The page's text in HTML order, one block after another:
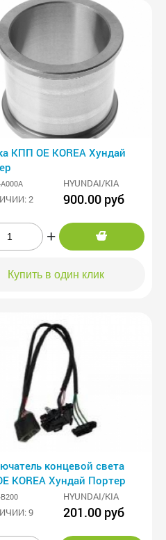
КПП OE KOREA Хундай
HYUNDAI/KIA
2
900.00 руб
+
Купить в один клик
концевой света
KOREA Хундай Портер
HYUNDAI/KIA
9
201.00 руб